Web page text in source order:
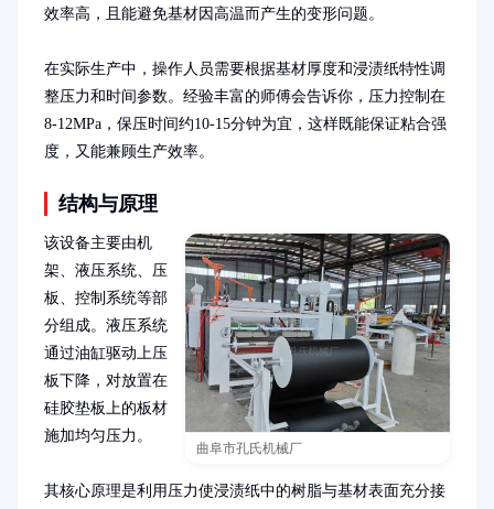
效率高，且能避免基材因高温而产生的变形问题。
在实际生产中，操作人员需要根据基材厚度和浸渍纸特性调
整压力和时间参数。经验丰富的师傅会告诉你，压力控制在
8-12MPa，保压时间约10-15分钟为宜，这样既能保证粘合强
度，又能兼顾生产效率。
结构与原理
曲阜市孔氏机械厂
该设备主要由机
架、液压系统、压
板、控制系统等部
分组成。液压系统
通过油缸驱动上压
板下降，对放置在
硅胶垫板上的板材
施加均匀压力。
其核心原理是利用压力使浸渍纸中的树脂与基材表面充分接